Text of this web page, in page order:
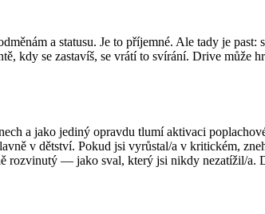
a statusu. Je to příjemné. Ale tady je
kdy se zastavíš, se vrátí to svírání. Drive může
a jako jediný opravdu tlumí aktivaci
v dětství. Pokud jsi vyrůstal/a v kritickém,
rozvinutý — jako sval, který jsi nikdy nezatížil/